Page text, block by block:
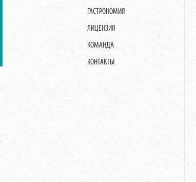
ГАСТРОНОМИЯ
ЛИЦЕНЗИЯ
КОМАНДА
КОНТАКТЫ